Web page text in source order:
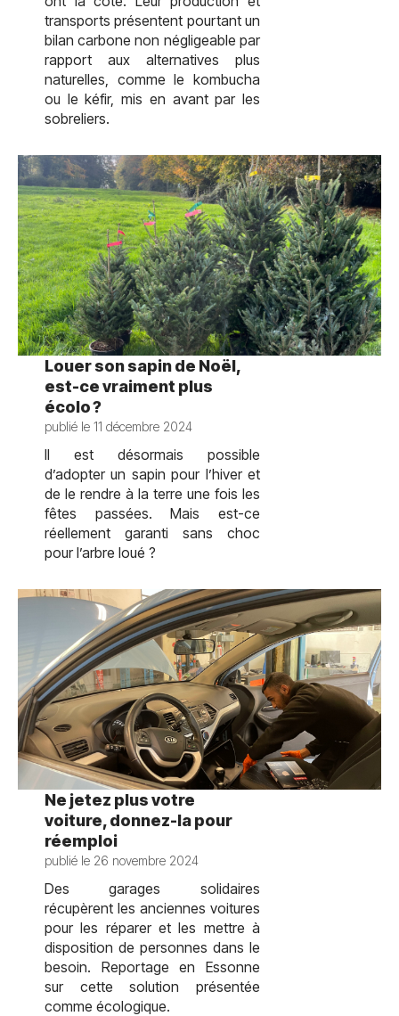
transports présentent pourtant un
bilan carbone non négligeable par
rapport aux alternatives plus
naturelles, comme le kombucha
ou le kéfir, mis en avant par les
sobreliers.
Louer son sapin de Noël,
est-ce vraiment plus
écolo ?
publié le 11 décembre 2024
Il est désormais possible
d’adopter un sapin pour l’hiver et
de le rendre à la terre une fois les
fêtes passées. Mais est-ce
réellement garanti sans choc
pour l’arbre loué ?
Ne jetez plus votre
voiture, donnez-la pour
réemploi
publié le 26 novembre 2024
Des garages solidaires
récupèrent les anciennes voitures
pour les réparer et les mettre à
disposition de personnes dans le
besoin. Reportage en Essonne
sur cette solution présentée
comme écologique.